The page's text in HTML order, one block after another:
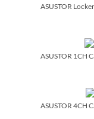
ASUSTOR
ASUSTOR 1CH
ASUSTOR 4CH